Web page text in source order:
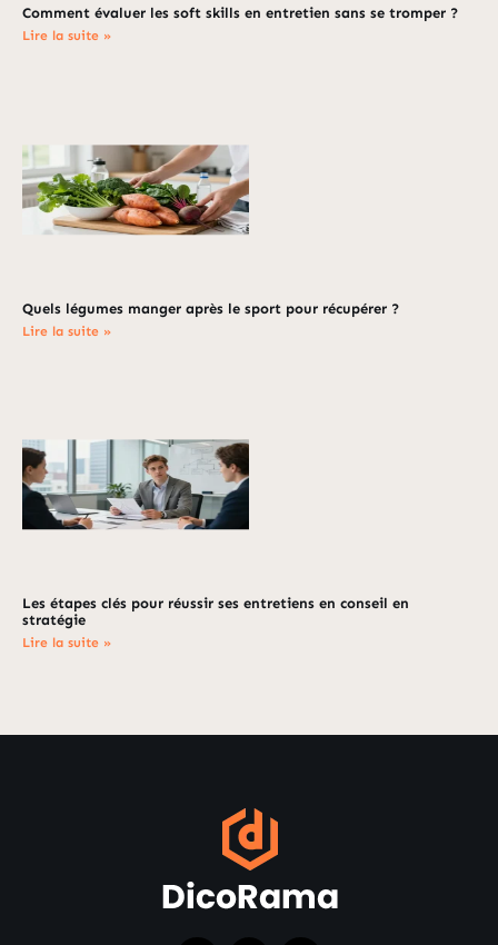
Comment évaluer les soft skills en entretien sans se tromper ?
Lire la suite »
Quels légumes manger après le sport pour récupérer ?
Lire la suite »
Les étapes clés pour réussir ses entretiens en conseil en
stratégie
Lire la suite »